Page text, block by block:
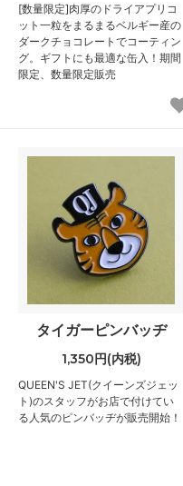
[数量限定]肉厚のドライアプリコ
ット一粒をまるまるベルギー産の
ダークチョコレートでコーティン
グ。ギフトにも最適な缶入！期間
限定、数量限定販売
タイガーピンバッヂ
1,350円(内税)
QUEEN'S JET(クイーンズジェッ
ト)のスタッフがお店で付けてい
る人気のピンバッヂが販売開始！